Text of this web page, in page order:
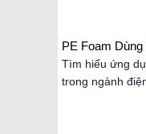
PE Foam
Tìm hiểu ứng
trong ngành